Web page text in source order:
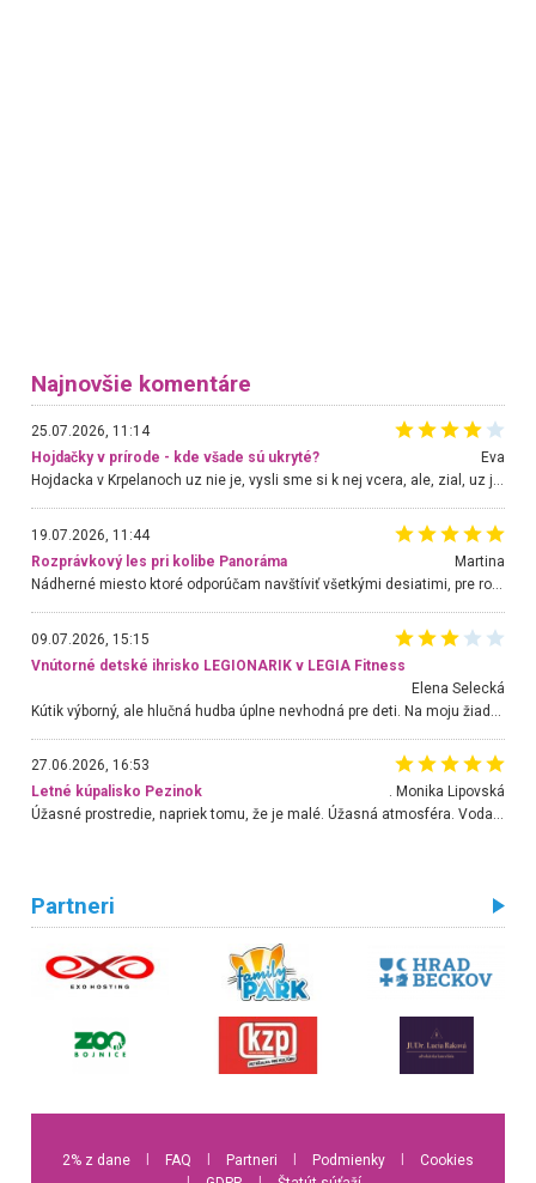
Najnovšie komentáre
25.07.2026, 11:14
Hojdačky v prírode - kde všade sú ukryté?
Eva
Hojdacka v Krpelanoch uz nie je, vysli sme si k nej vcera, ale, zial, uz je znicena. Ak sem planujete cestu len kvoli hojdacke, mozete si ju usetrit. Krasny vyhlad je tu vsak aj bez hojdacky :-)
19.07.2026, 11:44
Rozprávkový les pri kolibe Panoráma
Martina
Nádherné miesto ktoré odporúčam navštíviť všetkými desiatimi, pre rodiny s deťmi, dôchodcom... Proste a jednoducho ozaj rozprávkový les.. určite ešte prídeme. Odniesli sme si na pamiatku krásne tričká,
09.07.2026, 15:15
Vnútorné detské ihrisko LEGIONARIK v LEGIA Fitness
Elena Selecká
27.06.2026, 16:53
Letné kúpalisko Pezinok
. Monika Lipovská
Úžasné prostredie, napriek tomu, že je malé. Úžasná atmosféra. Voda fantastická a nádherná. Ľudí je pomerne veľa, ale su mili a ohľaduplní. Je veľmi zaujímavé sledovať, ako dokážu spolu športovať cudzí ľudia a bez ohľadu na vek. Vládne tu pohoda. Vnuka neviem dostať z vody. Ďakujem za krásny deň . Urcite sa sem vrátim. Jediný problém je s parkovaním, ale aj ten sa mi podarilo vyriešiť. Monika Bratislava
Partneri
2% z dane FAQ Partneri Podmienky
Cookies